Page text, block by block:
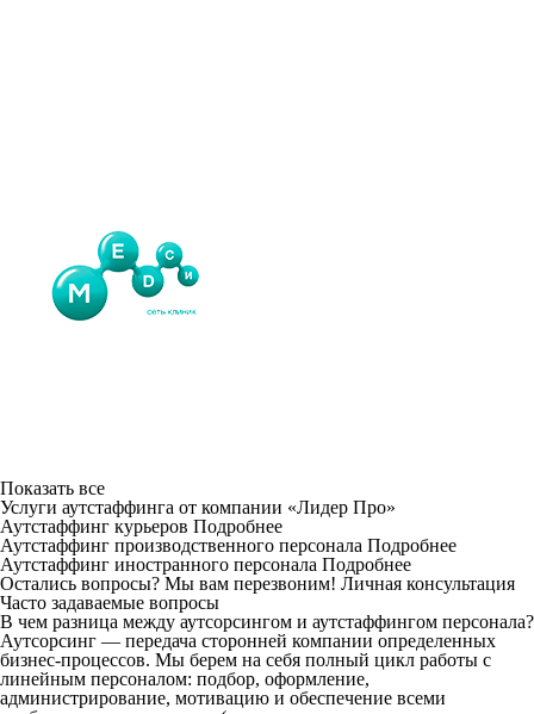
Показать все
Услуги аутcтаффинга от компании «Лидер Про»
Аутстаффинг курьеров Подробнее
Аутстаффинг производственного персонала Подробнее
Аутстаффинг иностранного персонала Подробнее
Остались вопросы? Мы вам перезвоним! Личная консультация
Часто задаваемые вопросы
В чем разница между аутсорсингом и аутстаффингом персонала?
Аутсорсинг — передача сторонней компании определенных
бизнес-процессов. Мы берем на себя полный цикл работы с
линейным персоналом: подбор, оформление,
администрирование, мотивацию и обеспечение всеми